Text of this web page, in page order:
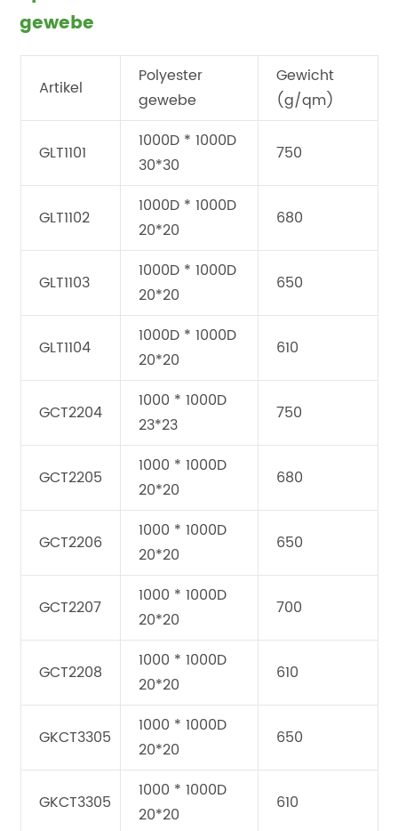
gewebe
Artikel
Polyester
gewebe
Gewicht
(g/qm)
GLT1101
1000D * 1000D
30*30
750
GLT1102
1000D * 1000D
20*20
680
GLT1103
1000D * 1000D
20*20
650
GLT1104
1000D * 1000D
20*20
610
GCT2204
1000 * 1000D
23*23
750
GCT2205
1000 * 1000D
20*20
680
GCT2206
1000 * 1000D
20*20
650
GCT2207
1000 * 1000D
20*20
700
GCT2208
1000 * 1000D
20*20
610
GKCT3305
1000 * 1000D
20*20
650
GKCT3305
1000 * 1000D
20*20
610